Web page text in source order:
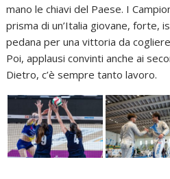
mano le chiavi del Paese. I
prisma di un’Italia giovane, forte,
pedana per una vittoria da
Poi, applausi convinti anche ai
Dietro, c’è sempre tanto lavoro.